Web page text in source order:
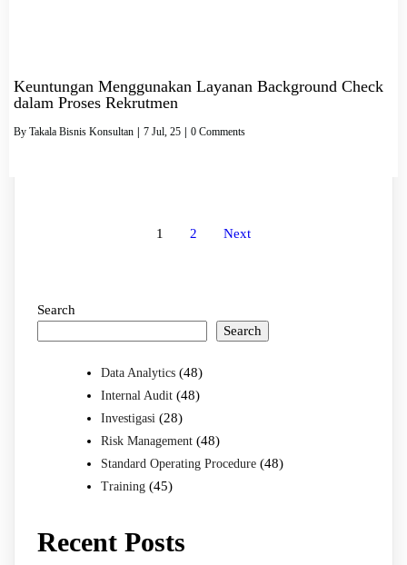
Keuntungan Menggunakan Layanan Background Check
dalam Proses Rekrutmen
By Takala Bisnis Konsultan | 7 Jul, 25 | 0 Comments
1 2 Next
Search
Search
Data Analytics (48)
Internal Audit (48)
Investigasi (28)
Risk Management (48)
Standard Operating Procedure (48)
Training (45)
Recent Posts